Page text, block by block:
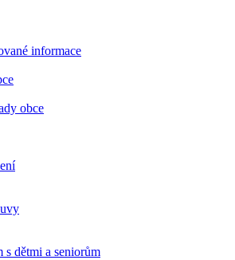
informace
obce
s dětmi a seniorům